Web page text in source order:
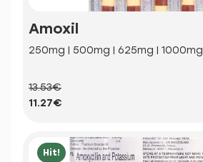
Amoxil
250mg | 500mg | 625mg | 1000mg
13.53€
11.27€
Hit!